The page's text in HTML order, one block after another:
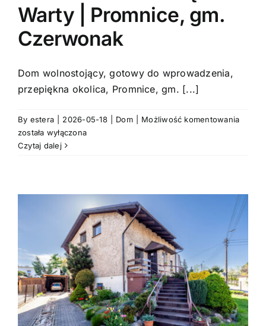
Kontakt
Warty | Promnice, gm.
Czerwonak
Dom wolnostojący, gotowy do wprowadzenia,
przepiękna okolica, Promnice, gm. [...]
By estera 2026-05-18 Dom Możliwość komentowaniaDom
Warty
została wyłączona
Czytaj dalej